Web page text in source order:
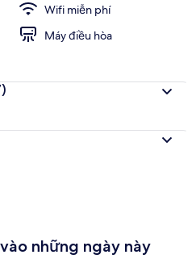
Wifi miễn phí
Máy điều hòa
những ngày này